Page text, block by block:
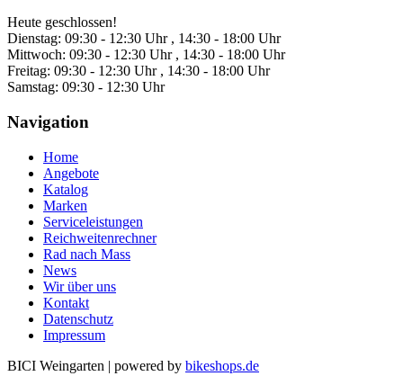
Heute geschlossen!
Dienstag: 09:30 - 12:30 Uhr , 14:30 - 18:00 Uhr
Mittwoch: 09:30 - 12:30 Uhr , 14:30 - 18:00 Uhr
Freitag: 09:30 - 12:30 Uhr , 14:30 - 18:00 Uhr
Samstag: 09:30 - 12:30 Uhr
Navigation
Home
Angebote
Katalog
Marken
Serviceleistungen
Reichweitenrechner
Rad nach Mass
News
Wir über uns
Kontakt
Datenschutz
Impressum
BICI Weingarten | powered by bikeshops.de